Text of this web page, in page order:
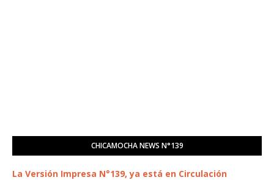
CHICAMOCHA NEWS N°139
La Versión Impresa N°139, ya está en Circulación